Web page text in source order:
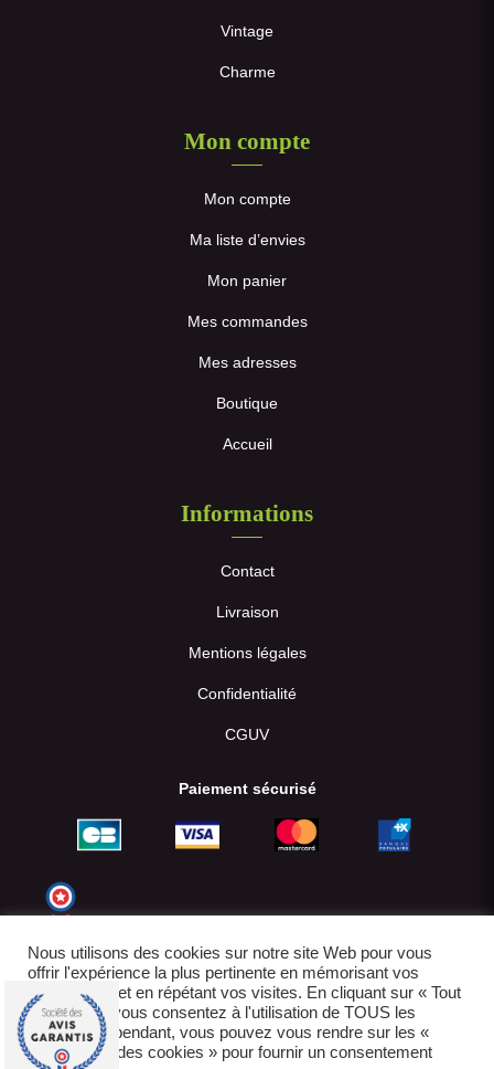
Vintage
Charme
Mon compte
Mon compte
Ma liste d’envies
Mon panier
Mes commandes
Mes adresses
Boutique
Accueil
Informations
Contact
Livraison
Mentions légales
Confidentialité
CGUV
Paiement sécurisé
Nous utilisons des cookies sur notre site Web pour vous
offrir l'expérience la plus pertinente en mémorisant vos
préférences et en répétant vos visites. En cliquant sur « Tout
accepter », vous consentez à l'utilisation de TOUS les
cookies. Cependant, vous pouvez vous rendre sur les «
Paramètres des cookies » pour fournir un consentement